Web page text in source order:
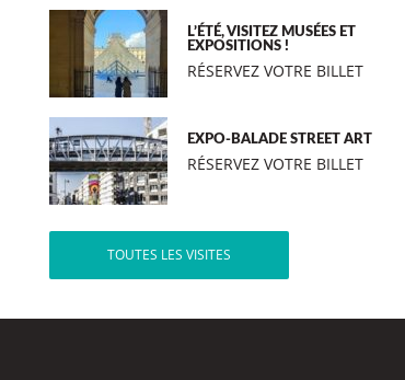
L’ÉTÉ, VISITEZ MUSÉES ET
EXPOSITIONS !
RÉSERVEZ VOTRE BILLET
EXPO-BALADE STREET ART
RÉSERVEZ VOTRE BILLET
TOUTES LES VISITES